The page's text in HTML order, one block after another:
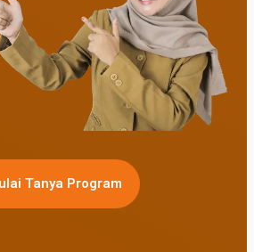
Tanya Program